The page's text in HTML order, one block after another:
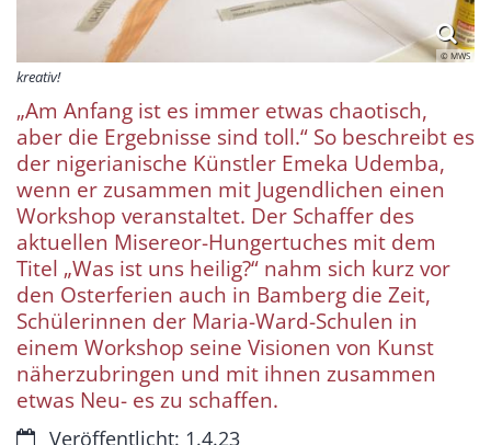
© MWS
kreativ!
„Am Anfang ist es immer etwas chaotisch,
aber die Ergebnisse sind toll.“ So beschreibt es
der nigerianische Künstler Emeka Udemba,
wenn er zusammen mit Jugendlichen einen
Workshop veranstaltet. Der Schaffer des
aktuellen Misereor-Hungertuches mit dem
Titel „Was ist uns heilig?“ nahm sich kurz vor
den Osterferien auch in Bamberg die Zeit,
Schülerinnen der Maria-Ward-Schulen in
einem Workshop seine Visionen von Kunst
näherzubringen und mit ihnen zusammen
etwas Neu- es zu schaffen.
Datum:Veröffentlicht: 1.4.23